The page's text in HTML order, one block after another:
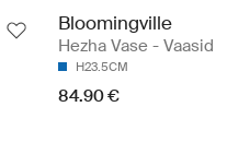
Bloomingville
Hezha Vase - Vaasid
H23.5CM
84.90 €